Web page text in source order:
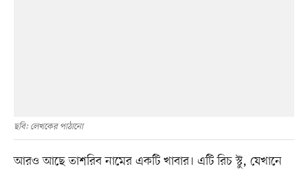
ছবি: লেখকের পাঠানো
আরও আছে তাশরিব নামের একটি খাবার। এটি রিচ স্টু, যেখানে